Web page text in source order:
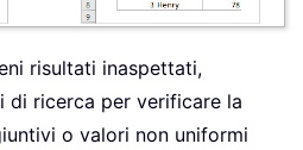
risultati inaspettati,
di ricerca per verificare la
o valori non uniformi